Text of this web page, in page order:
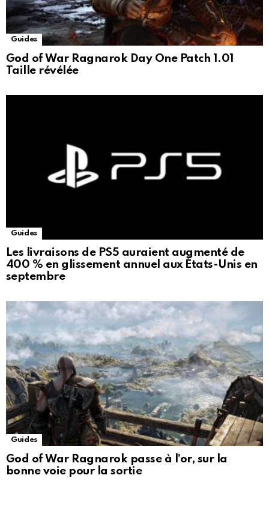
Guides
God of War Ragnarok Day One Patch 1.01
Taille révélée
Guides
Les livraisons de PS5 auraient augmenté de
400 % en glissement annuel aux États-Unis en
septembre
Guides
God of War Ragnarok passe à l’or, sur la
bonne voie pour la sortie